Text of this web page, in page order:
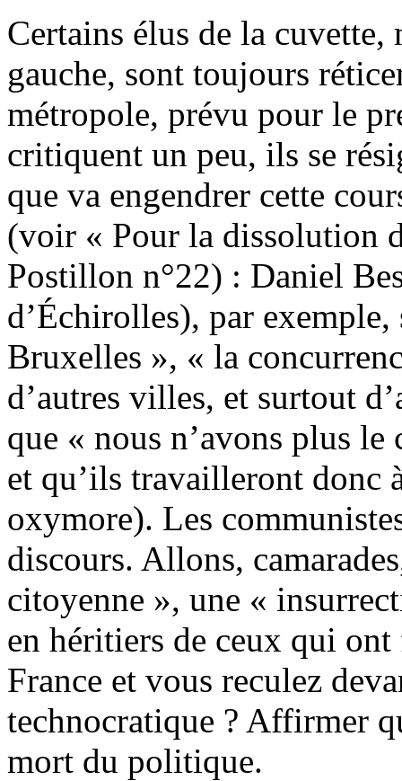
Certains élus de la
gauche, sont toujours
métropole, prévu pour le
critiquent un peu, ils se
que va engendrer cette
(voir « Pour la dissolution
Postillon n°22) : Daniel
d’Échirolles), par
Bruxelles », « la
d’autres villes, et surtout
que « nous n’avons plus
et qu’ils travailleront donc
oxymore). Les
discours. Allons,
citoyenne », une «
en héritiers de ceux qui
France et vous reculez
technocratique ? Affirmer
mort du politique.